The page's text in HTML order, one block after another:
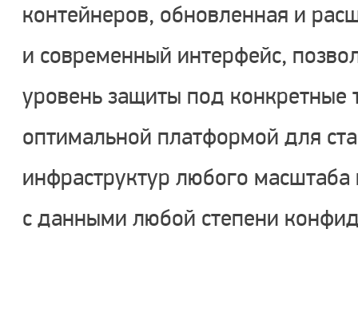
контейнеров, обновленная и
и современный интерфейс,
уровень защиты под конкретные
оптимальной платформой для
инфраструктур любого
с данными любой степени